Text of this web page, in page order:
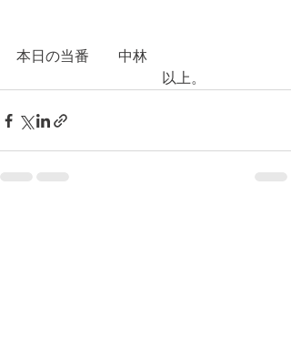
本日の当番　　中林
以上。